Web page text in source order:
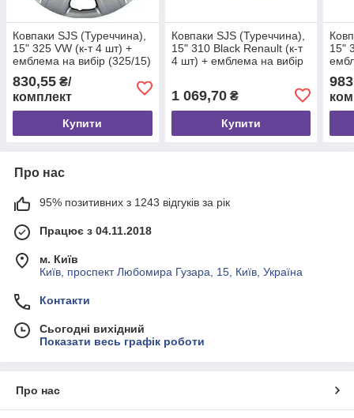
Ковпаки SJS (Туреччина),
15" 325 VW (к-т 4 шт) +
емблема на вибір (325/15)
830,55 ₴/
комплект
Купити
Ковпаки SJS (Туреччина),
15" 310 Black Renault (к-т
4 шт) + емблема на вибір
1 069,70₴
Купити
15"
Про нас
95% позитивних з 1243 відгуків за рік
Працює з 04.11.2018
м. Київ
Київ, проспект Любомира Гузара, 15, Київ, Україна
Контакти
Сьогодні вихідний
Показати весь графік роботи
Про нас